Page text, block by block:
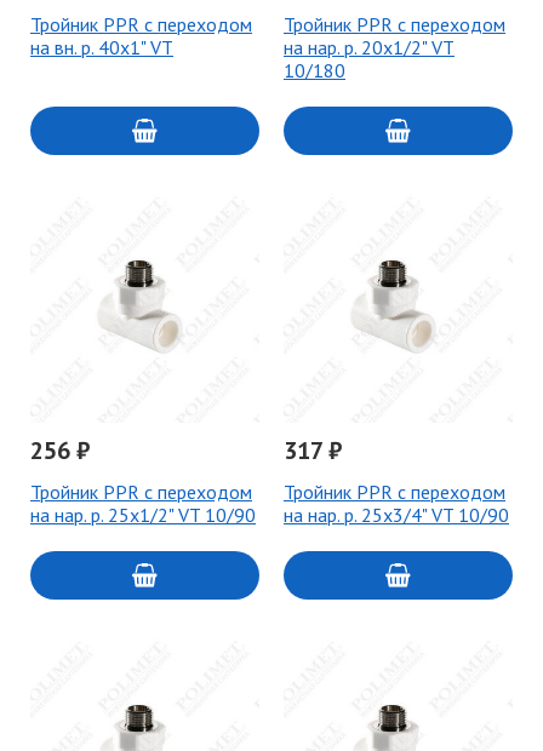
Тройник PPR с переходом
на вн. р. 40х1" VT
Тройник PPR с переходом
на нар. р. 20х1/2" VT
10/180
256 ₽
Тройник PPR с переходом
на нар. р. 25х1/2" VT 10/90
317 ₽
Тройник PPR с переходом
на нар. р. 25х3/4" VT 10/90